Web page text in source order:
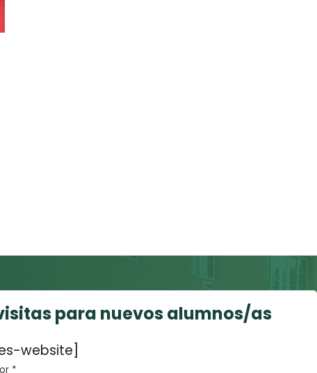
para nuevos alumnos/as
website]
*